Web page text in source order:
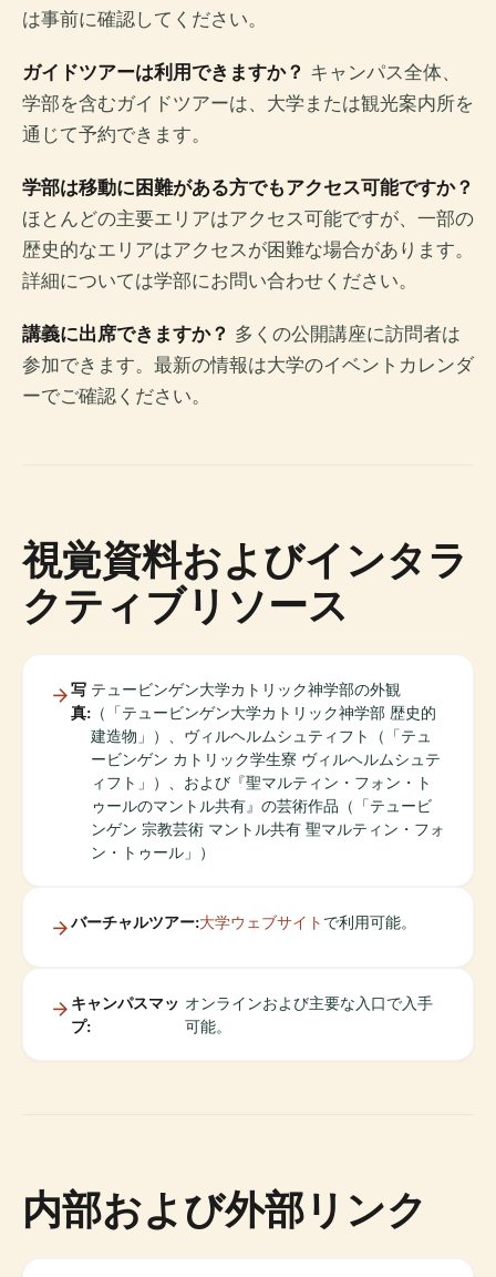
は事前に確認してください。
ガイドツアーは利用できますか？ キャンパス全体、
学部を含むガイドツアーは、大学または観光案内所を
通じて予約できます。
学部は移動に困難がある方でもアクセス可能ですか？
ほとんどの主要エリアはアクセス可能ですが、一部の
歴史的なエリアはアクセスが困難な場合があります。
詳細については学部にお問い合わせください。
講義に出席できますか？ 多くの公開講座に訪問者は
参加できます。最新の情報は大学のイベントカレンダ
ーでご確認ください。
視覚資料およびインタラ
クティブリソース
写
真:
テュービンゲン大学カトリック神学部の外観
（「テュービンゲン大学カトリック神学部 歴史的
建造物」）、ヴィルヘルムシュティフト（「テュ
ービンゲン カトリック学生寮 ヴィルヘルムシュテ
ィフト」）、および『聖マルティン・フォン・ト
ゥールのマントル共有』の芸術作品（「テュービ
ンゲン 宗教芸術 マントル共有 聖マルティン・フォ
ン・トゥール」）
バーチャルツアー:大学ウェブサイト で利用可能。
キャンパスマッ
プ:
オンラインおよび主要な入口で入手
可能。
内部および外部リンク